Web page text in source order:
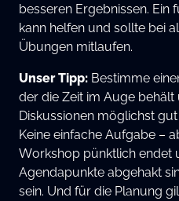
besseren Ergebnissen. Ein
kann helfen und sollte bei
Übungen mitlaufen.
Unser Tipp: Bestimme
der die Zeit im Auge
Diskussionen möglichst
Keine einfache Aufgabe –
Workshop pünktlich endet
Agendapunkte abgehakt
sein. Und für die Planung